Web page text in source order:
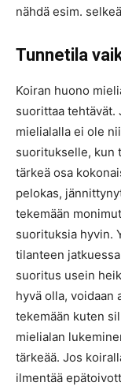
nähdä esim.
Tunnetila
Koiran huono
suorittaa tehtävät.
mielialalla ei ole
suoritukselle, kun
tärkeä osa
pelokas,
tekemään
suorituksia hyvin.
tilanteen
suoritus usein
hyvä olla, voidaan
tekemään kuten
mielialan
tärkeää. Jos
ilmentää